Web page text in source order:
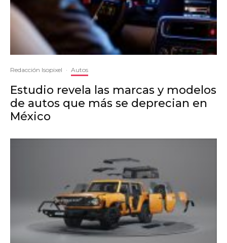
Redacción Isopixel · Autos
Estudio revela las marcas y modelos
de autos que más se deprecian en
México